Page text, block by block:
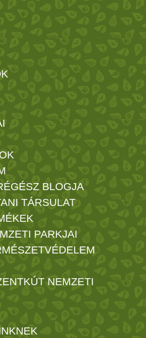
BLOGJA
TÁRSULAT
PARKJAI
NEMZETI